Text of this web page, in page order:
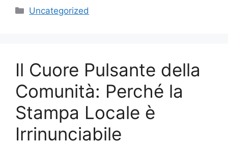
Categories
Uncategorized
Il Cuore Pulsante della
Comunità: Perché la
Stampa Locale è
Irrinunciabile